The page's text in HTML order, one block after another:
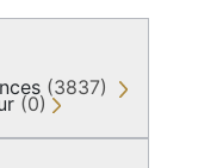
(3837)
(0)